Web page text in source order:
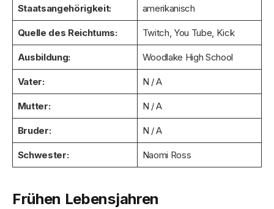
Staatsangehörigkeit: amerikanisch
Quelle des Reichtums: Twitch, You Tube, Kick
Ausbildung: Woodlake High School
Vater: N / A
Mutter: N / A
Bruder: N / A
Schwester: Naomi Ross
Frühen Lebensjahren